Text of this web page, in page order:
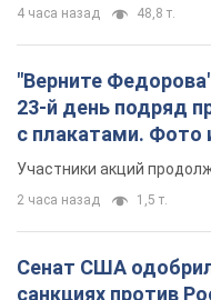
4 часа назад 48,8 т.
"Верните
23-й день подряд
с плакатами. Фото
Участники акций
2 часа назад 1,5 т.
Сенат США
санкциях против